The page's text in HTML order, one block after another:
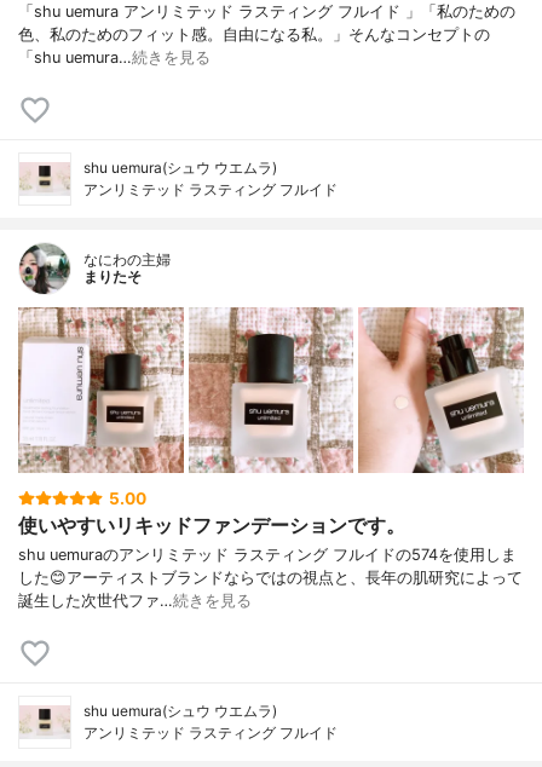
「shu uemura アンリミテッド ラスティング フルイド 」「私のための
色、私のためのフィット感。自由になる私。」そんなコンセプトの
「shu uemura…続きを見る
shu uemura(シュウ ウエムラ)
アンリミテッド ラスティング フルイド
なにわの主婦
まりたそ
5.00
使いやすいリキッドファンデーションです。
shu uemuraのアンリミテッド ラスティング フルイドの574を使用しま
した😊アーティストブランドならではの視点と、長年の肌研究によって
誕生した次世代ファ…続きを見る
shu uemura(シュウ ウエムラ)
アンリミテッド ラスティング フルイド